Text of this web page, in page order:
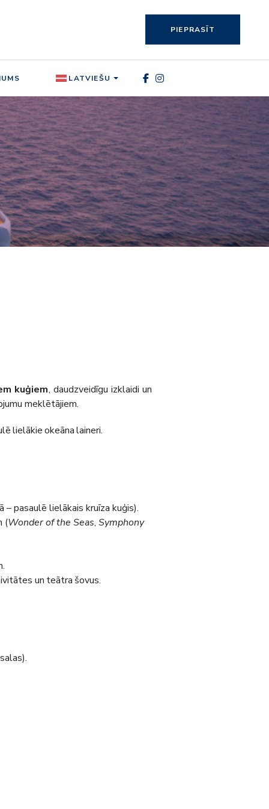
PIEPRASĪT
LATVIEŠU
kuģiem, daudzveidīgu izklaidi un
meklētājiem.
lielākie okeāna laineri.
pasaulē lielākais kruīza kuģis).
(Wonder of the Seas, Symphony
un teātra šovus.